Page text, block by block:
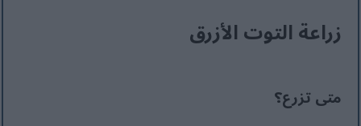
زراعة التوت الأزرق
متى تزرع؟